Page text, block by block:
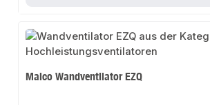
Maico Wandventilator EZQ